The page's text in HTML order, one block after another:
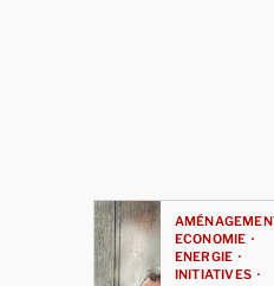
ECONOMIE
ENERGIE
INITIATIVES